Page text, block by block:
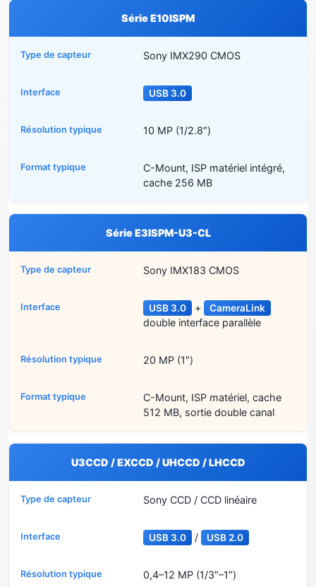
Série E10ISPM
Sony IMX290 CMOS
USB 3.0
10 MP (1/2.8″)
C-Mount, ISP matériel intégré,
cache 256 MB
Série E3ISPM-U3-CL
Sony IMX183 CMOS
USB 3.0 + CameraLink
double interface parallèle
20 MP (1″)
C-Mount, ISP matériel, cache
512 MB, sortie double canal
U3CCD / EXCCD / UHCCD / LHCCD
Sony CCD / CCD linéaire
USB 3.0 / USB 2.0
0,4–12 MP (1/3″–1″)